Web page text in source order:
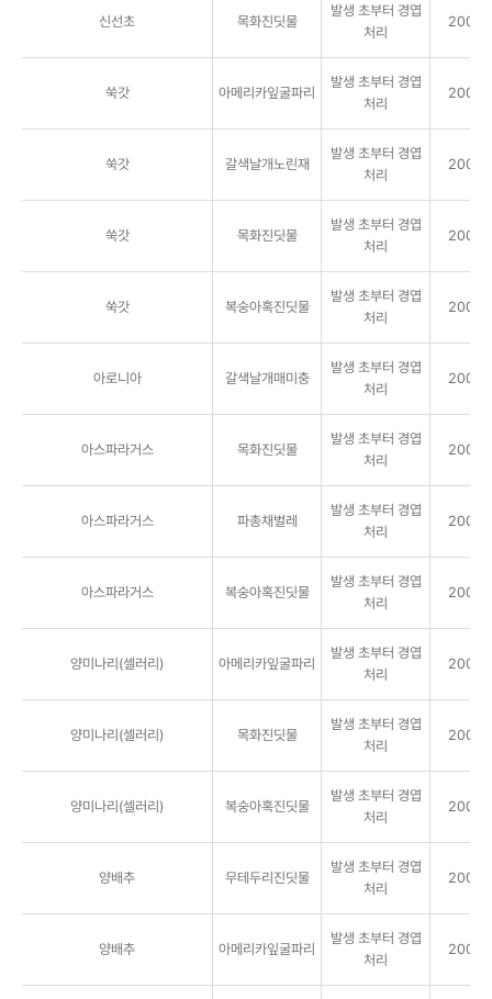
신선초 목화진딧물
발생 초부터 경엽
처리
2000
쑥갓 아메리카잎굴파리
발생 초부터 경엽
처리
2000
쑥갓 갈색날개노린재
발생 초부터 경엽
처리
2000
쑥갓 목화진딧물
발생 초부터 경엽
처리
2000
쑥갓 복숭아혹진딧물
발생 초부터 경엽
처리
2000
아로니아 갈색날개매미충
발생 초부터 경엽
처리
2000
아스파라거스 목화진딧물
발생 초부터 경엽
처리
2000
아스파라거스 파총채벌레
발생 초부터 경엽
처리
2000
아스파라거스 복숭아혹진딧물
발생 초부터 경엽
처리
2000
양미나리(셀러리) 아메리카잎굴파리
발생 초부터 경엽
처리
2000
양미나리(셀러리) 목화진딧물
발생 초부터 경엽
처리
2000
양미나리(셀러리) 복숭아혹진딧물
발생 초부터 경엽
처리
2000
양배추 무테두리진딧물
발생 초부터 경엽
처리
2000
양배추 아메리카잎굴파리
발생 초부터 경엽
처리
2000